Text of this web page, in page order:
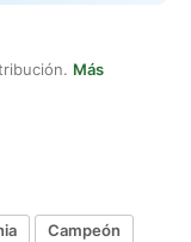
Más
Campeón